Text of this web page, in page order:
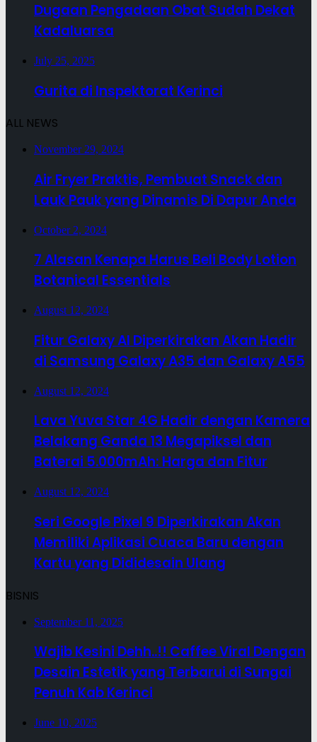
Dugaan Pengadaan Obat Sudah Dekat
Kadaluarsa
July 25, 2025
Gurita di Inspektorat Kerinci
ALL NEWS
November 29, 2024
Air Fryer Praktis, Pembuat Snack dan
Lauk Pauk yang Dinamis Di Dapur Anda
October 2, 2024
7 Alasan Kenapa Harus Beli Body Lotion
Botanical Essentials
August 12, 2024
Fitur Galaxy AI Diperkirakan Akan Hadir
di Samsung Galaxy A35 dan Galaxy A55
August 12, 2024
Lava Yuva Star 4G Hadir dengan Kamera
Belakang Ganda 13 Megapiksel dan
Baterai 5.000mAh: Harga dan Fitur
August 12, 2024
Seri Google Pixel 9 Diperkirakan Akan
Memiliki Aplikasi Cuaca Baru dengan
Kartu yang Dididesain Ulang
BISNIS
September 11, 2025
Wajib Kesini Dehh..!! Caffee Viral Dengan
Desain Estetik yang Terbarui di Sungai
Penuh Kab Kerinci
June 10, 2025